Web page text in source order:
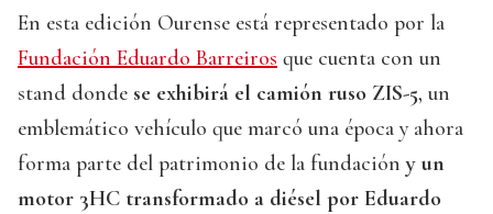
En esta edición Ourense está representado por la
Fundación Eduardo Barreiros que cuenta con un
stand donde se exhibirá el camión ruso ZIS-5, un
emblemático vehículo que marcó una época y ahora
forma parte del patrimonio de la fundación y un
motor 3HC transformado a diésel por Eduardo